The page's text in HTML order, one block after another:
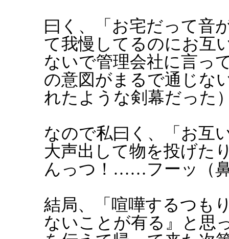
曰く、「お宅だって音
て我慢してるのにお互
ないで管理会社に言っ
の意図がまるで通じな
れたような剣幕だった
なので私曰く、「お互
大声出して物を投げた
んっつ！……フーッ（
結局、「喧嘩するつも
ないことが有る』と思